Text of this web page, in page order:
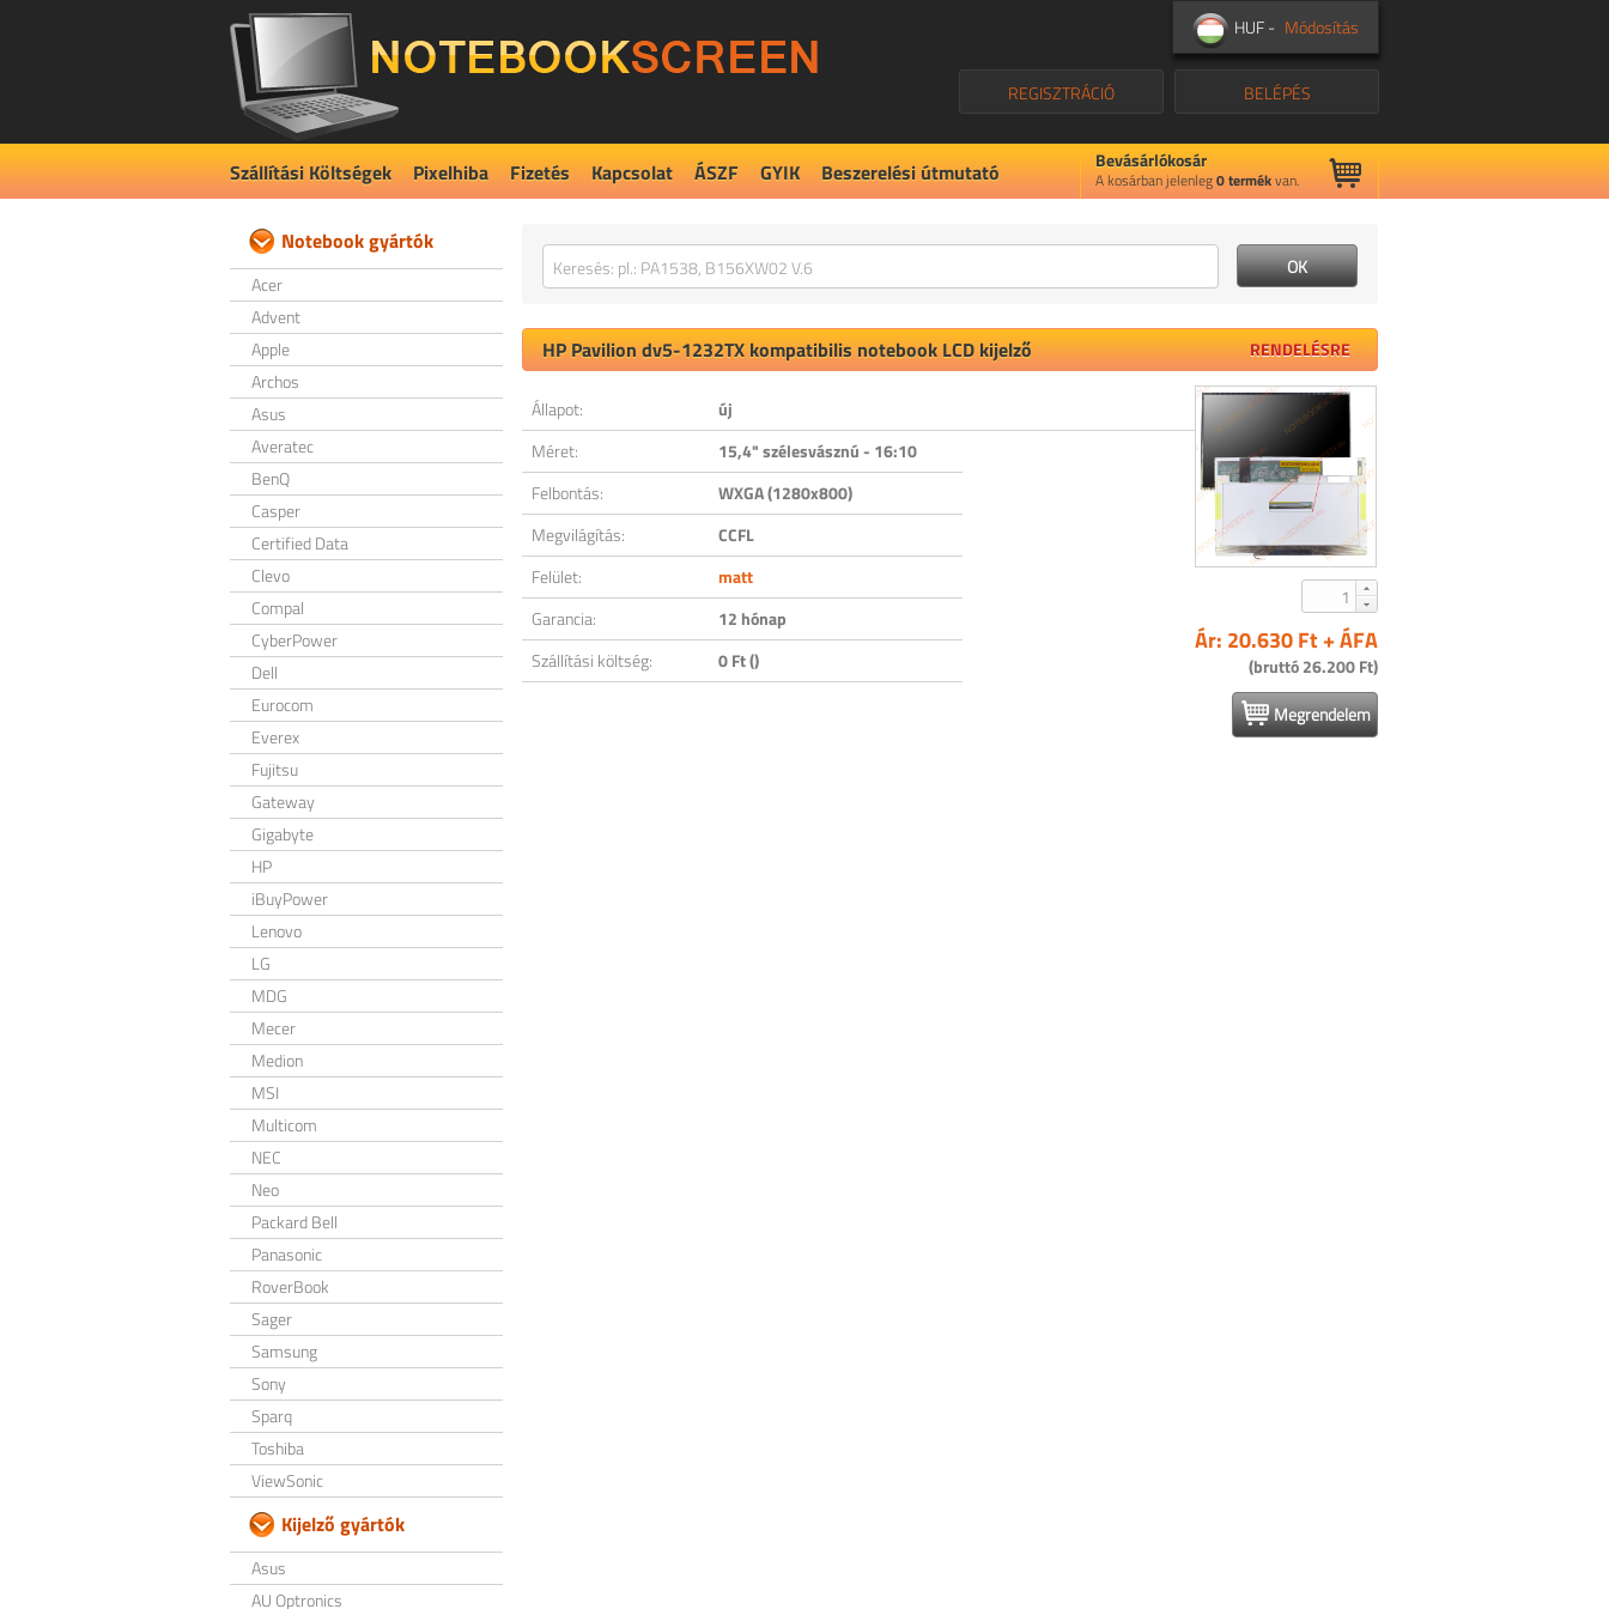
HUF - Módosítás
BELÉPÉS
REGISZTRÁCIÓ
Szállítási Költségek Pixelhiba Fizetés Kapcsolat ÁSZF GYIK Beszerelési útmutató Bevásárlókosár
A kosárban jelenleg0termékvan.
Notebook gyártók
Acer
Advent
Apple
Archos
Asus
Averatec
BenQ
Casper
Certified Data
Clevo
Compal
CyberPower
Dell
Eurocom
Everex
Fujitsu
Gateway
Gigabyte
HP
iBuyPower
Lenovo
LG
MDG
Mecer
Medion
MSI
Multicom
NEC
Neo
Packard Bell
Panasonic
RoverBook
Sager
Samsung
Sony
Sparq
Toshiba
ViewSonic
Kijelző gyártók
Asus
AU Optronics
HPPavilion dv5-1232TXkompatibilis notebook LCD kijelző RENDELÉSRE
Állapot:
új
Méret:
15,4" szélesvásznú - 16:10
Felbontás:
WXGA (1280x800)
Megvilágítás:
CCFL
Felület:
matt
Garancia:
12 hónap
Szállítási költség:
0 Ft ()
Ár: 20.630 Ft + ÁFA
(bruttó 26.200 Ft)
Megrendelem